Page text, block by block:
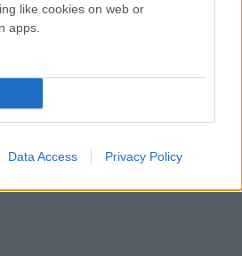
like cookies on web or
apps.
Data Access Privacy Policy
από τα τοπικά μέσα
πυκνό μαύρο καπνό να
στις φλόγες μετά την